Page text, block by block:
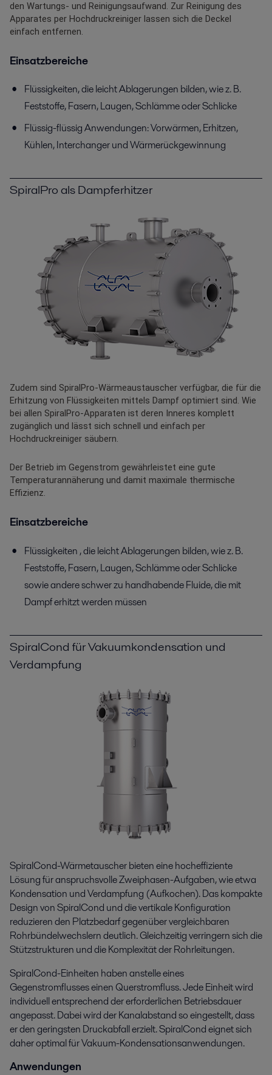
den Wartungs- und Reinigungsaufwand. Zur Reinigung des
Apparates per Hochdruckreiniger lassen sich die Deckel
einfach entfernen.
Einsatzbereiche
Flüssigkeiten, die leicht Ablagerungen bilden, wie z. B.
Feststoffe, Fasern, Laugen, Schlämme oder Schlicke
Flüssig-flüssig Anwendungen: Vorwärmen, Erhitzen,
Kühlen, Interchanger und Wärmerückgewinnung
SpiralPro als Dampferhitzer
Zudem sind SpiralPro-Wärmeaustauscher verfügbar, die für die
Erhitzung von Flüssigkeiten mittels Dampf optimiert sind. Wie
bei allen SpiralPro-Apparaten ist deren Inneres komplett
zugänglich und lässt sich schnell und einfach per
Hochdruckreiniger säubern.
Der Betrieb im Gegenstrom gewährleistet eine gute
Temperaturannäherung und damit maximale thermische
Effizienz.
Einsatzbereiche
Flüssigkeiten , die leicht Ablagerungen bilden, wie z. B.
Feststoffe, Fasern, Laugen, Schlämme oder Schlicke
sowie andere schwer zu handhabende Fluide, die mit
Dampf erhitzt werden müssen
SpiralCond für Vakuumkondensation und
Verdampfung
SpiralCond-Wärmetauscher bieten eine hocheffiziente
Lösung für anspruchsvolle Zweiphasen-Aufgaben, wie etwa
Kondensation und Verdampfung (Aufkochen). Das kompakte
Design von SpiralCond und die vertikale Konfiguration
reduzieren den Platzbedarf gegenüber vergleichbaren
Rohrbündelwechslern deutlich. Gleichzeitig verringern sich die
Stützstrukturen und die Komplexität der Rohrleitungen.
SpiralCond-Einheiten haben anstelle eines
Gegenstromflusses einen Querstromfluss. Jede Einheit wird
individuell entsprechend der erforderlichen Betriebsdauer
angepasst. Dabei wird der Kanalabstand so eingestellt, dass
er den geringsten Druckabfall erzielt. SpiralCond eignet sich
daher optimal für Vakuum-Kondensationsanwendungen.
Anwendungen